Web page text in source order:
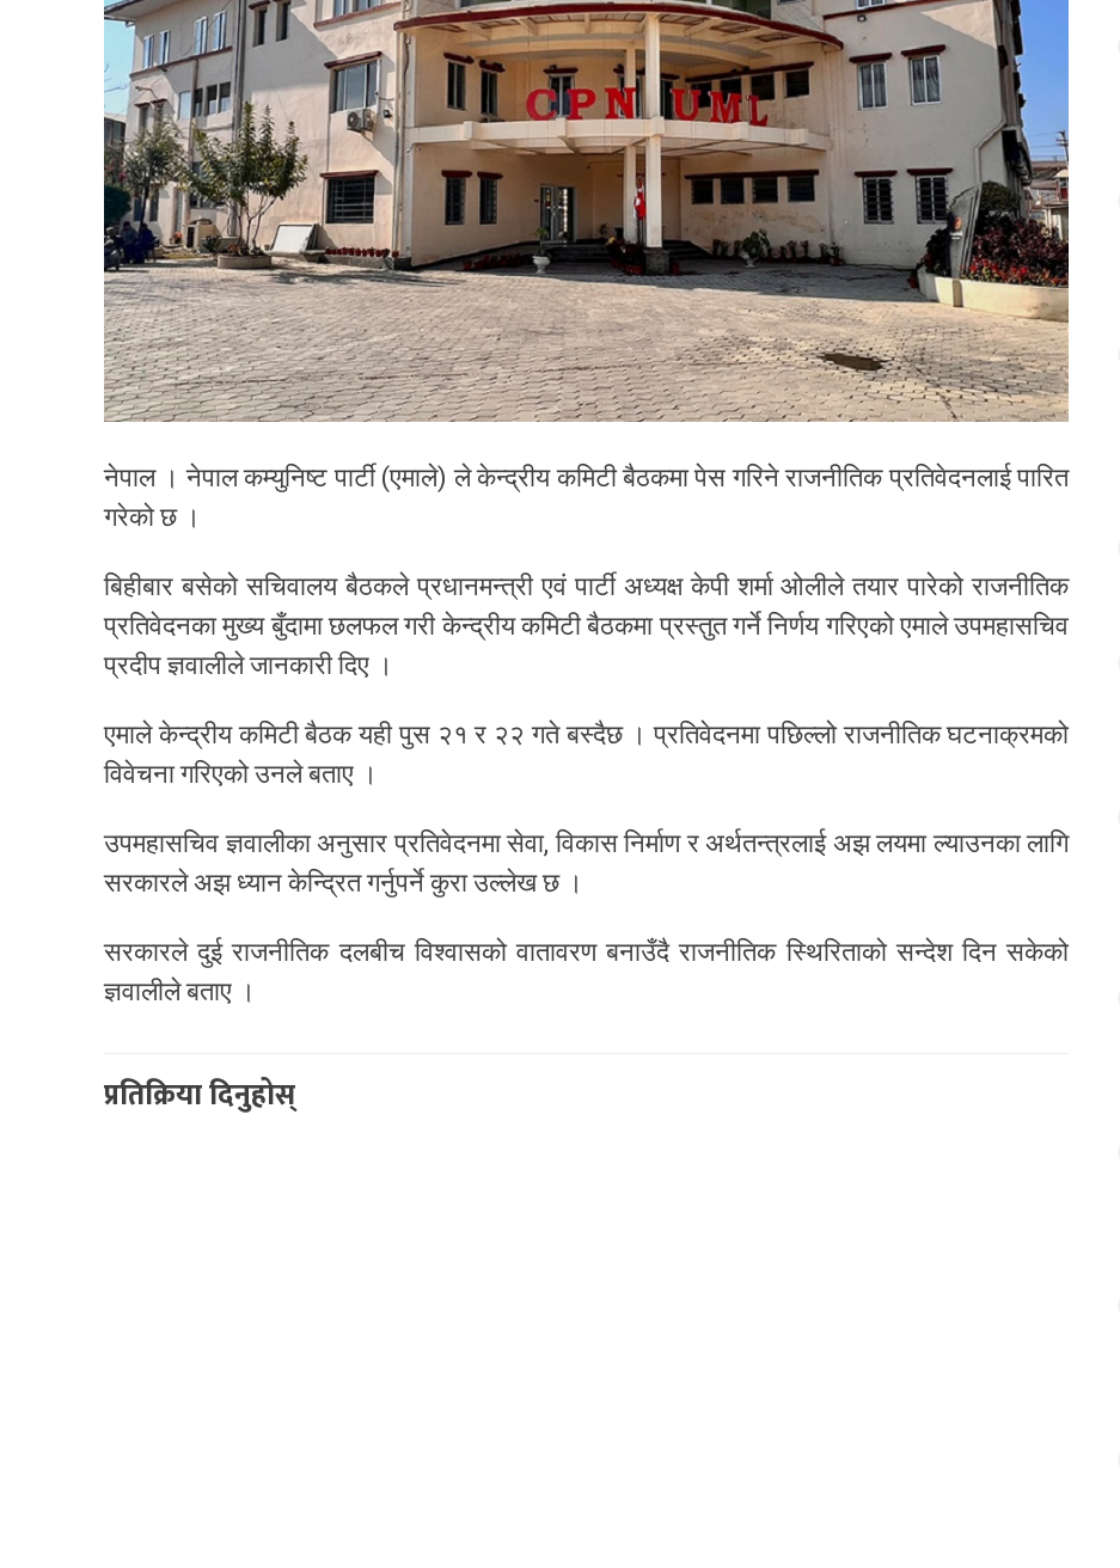
नेपाल । नेपाल कम्युनिष्ट पार्टी (एमाले) ले केन्द्रीय कमिटी बैठकमा पेस गरिने राजनीतिक प्रतिवेदनलाई पारित
गरेको छ ।
बिहीबार बसेको सचिवालय बैठकले प्रधानमन्त्री एवं पार्टी अध्यक्ष केपी शर्मा ओलीले तयार पारेको राजनीतिक
प्रतिवेदनका मुख्य बुँदामा छलफल गरी केन्द्रीय कमिटी बैठकमा प्रस्तुत गर्ने निर्णय गरिएको एमाले उपमहासचिव
प्रदीप ज्ञवालीले जानकारी दिए ।
एमाले केन्द्रीय कमिटी बैठक यही पुस २१ र २२ गते बस्दैछ । प्रतिवेदनमा पछिल्लो राजनीतिक घटनाक्रमको
विवेचना गरिएको उनले बताए ।
उपमहासचिव ज्ञवालीका अनुसार प्रतिवेदनमा सेवा, विकास निर्माण र अर्थतन्त्रलाई अझ लयमा ल्याउनका लागि
सरकारले अझ ध्यान केन्द्रित गर्नुपर्ने कुरा उल्लेख छ ।
सरकारले दुई राजनीतिक दलबीच विश्वासको वातावरण बनाउँदै राजनीतिक स्थिरिताको सन्देश दिन सकेको
ज्ञवालीले बताए ।
प्रतिक्रिया दिनुहोस्